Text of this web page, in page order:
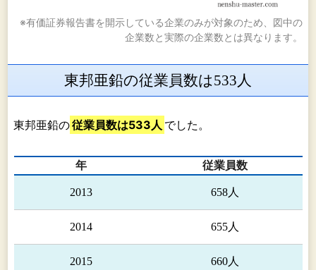
※有価証券報告書を開示している企業のみが対象のため、図中の
企業数と実際の企業数とは異なります。
東邦亜鉛の従業員数は533人
東邦亜鉛の従業員数は533人 でした。
年 従業員数
2013 658人
2014 655人
2015 660人